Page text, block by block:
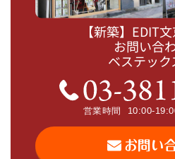
【新築】EDIT
お問い合
ベステック